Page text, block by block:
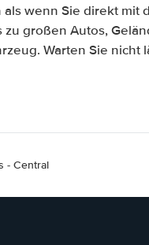
wenn Sie direkt mit
zu großen Autos,
Warten Sie
- Central